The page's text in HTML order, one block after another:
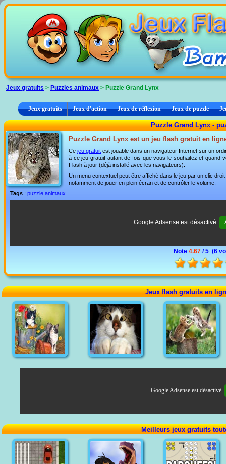
Jeux gratuits > Puzzles animaux > Puzzle Grand Lynx
Jeux gratuits Jeux d'action Jeux de réflexion Jeux de puzzle
Puzzle Grand Lynx -
Puzzle Grand Lynx est un jeu flash gratuit en
Ce jeu gratuit est jouable dans un navigateur Internet sur un
à ce jeu gratuit autant de fois que vous le souhaitez et quand
Flash à jour (déjà installé avec les navigateurs).
Un menu contextuel peut être affiché dans le jeu par un clic
notamment de jouer en plein écran et de contrôler le volume.
Tags : puzzle animaux
Google Adsense est désactivé.
Note 4.67 / 5 (6
Jeux flash gratuits en
Google Adsense est désactivé.
Meilleurs jeux gratuits
Panneau de gestion des cookies